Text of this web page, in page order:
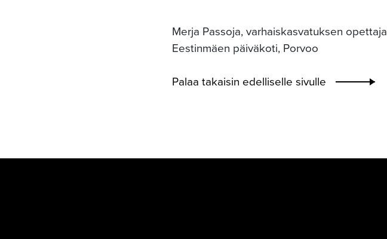
Merja Passoja, varhaiskasvatuksen opettaja
Eestinmäen päiväkoti, Porvoo
Palaa takaisin edelliselle sivulle